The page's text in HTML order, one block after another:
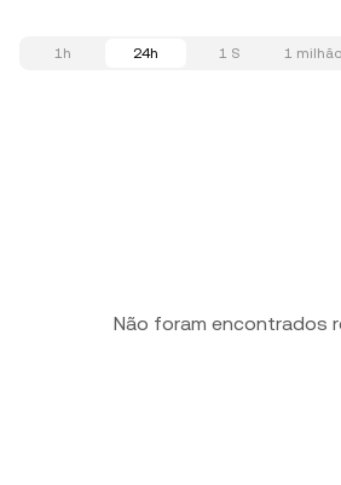
1h 24h 1 S 1 milhão
Não foram encontrados